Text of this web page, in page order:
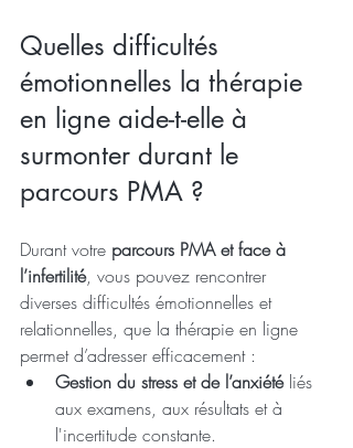
Quelles difficultés
émotionnelles la thérapie
en ligne aide-t-elle à
surmonter durant le
parcours PMA ?
Durant votre parcours PMA et face à
l’infertilité, vous pouvez rencontrer
diverses difficultés émotionnelles et
relationnelles, que la thérapie en ligne
permet d’adresser efficacement :
Gestion du stress et de l’anxiété liés
aux examens, aux résultats et à
l'incertitude constante.